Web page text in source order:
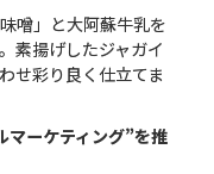
噌」と大阿蘇牛乳を
素揚げしたジャガイ
せ彩り良く仕立てま
ーケティング”を推